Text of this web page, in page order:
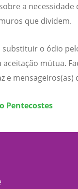
a necessidade
que dividem.
substituir o ódio
mútua.
e mensageiros(as)
Pentecostes